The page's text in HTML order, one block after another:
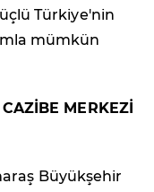
Türkiye'nin
mümkün
MERKEZİ
Büyükşehir